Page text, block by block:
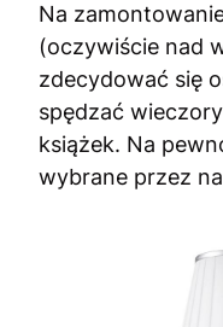
Na
(oczywiście nad
zdecydować się
spędzać
książek. Na
wybrane przez